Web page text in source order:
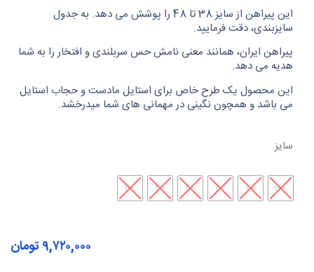
این پیراهن از سایز 38 تا 48 را پوشش می دهد. به جدول
سایزبندی، دقت فرمایید.
پیراهن ایران، همانند معنی نامش حس سربلندی و افتخار را به شما
هدیه می دهد.
این محصول یک طرح خاص برای استایل مادست و حجاب استایل
می باشد و همچون نگینی در مهمانی های شما میدرخشد.
سایز
38
40
42
44
46
48
۹,۷۲۰,۰۰۰تومان